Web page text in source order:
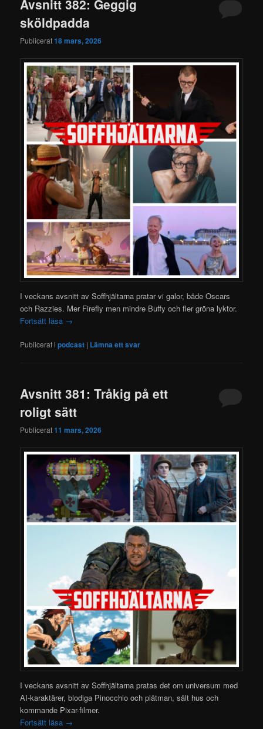
Avsnitt 382: Geggig
sköldpadda
Publicerat18 mars, 2026
I veckans avsnitt av Soffhjältarna pratar vi galor, både Oscars
och Razzies. Mer Firefly men mindre Buffy och fler gröna lyktor.
Fortsätt läsa →
Publicerat i podcast | Lämna ett svar
Avsnitt 381: Tråkig på ett
roligt sätt
Publicerat11 mars, 2026
I veckans avsnitt av Soffhjältarna pratas det om universum med
AI-karaktärer, blodiga Pinocchio och plåtman, sålt hus och
kommande Pixar-filmer.
Fortsätt läsa →